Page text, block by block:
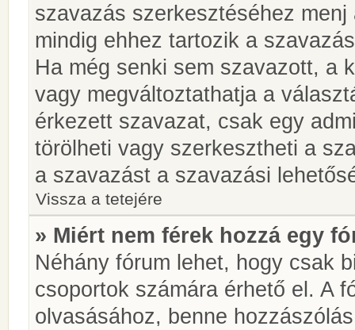
szavazás szerkesztéséhez
mindig ehhez tartozik a
Ha még senki sem szavazott, a
vagy megváltoztathatja a
érkezett szavazat, csak egy
törölheti vagy szerkesztheti a
a szavazást a szavazási
Vissza a tetejére
» Miért nem férek hozzá egy
Néhány fórum lehet, hogy csak
csoportok számára érhető el. A
olvasásához, benne